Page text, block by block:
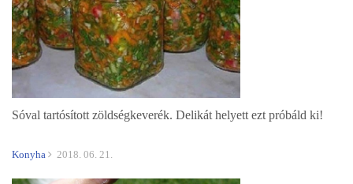
Sóval tartósított zöldségkeverék. Delikát helyett ezt próbáld ki!
Konyha 2018. 06. 21.